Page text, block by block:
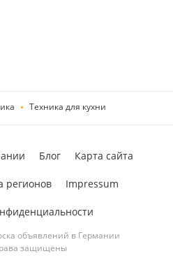
Техника для кухни
объявлений в Германии
защищены
Блог Карта сайта
регионов Impressum